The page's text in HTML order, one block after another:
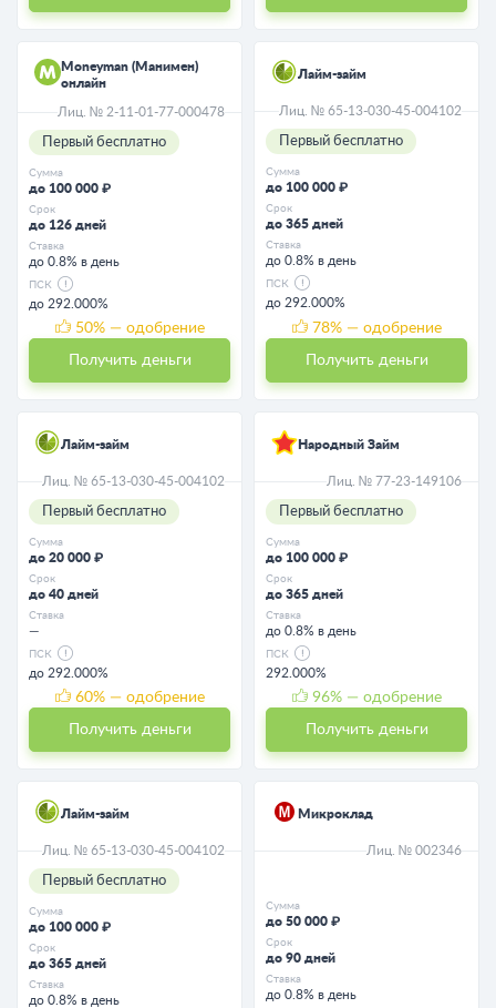
Moneyman (Манимен)
онлайн
Лиц. № 2-11-01-77-000478
Первый бесплатно
Сумма
до 100 000 ₽
Срок
до 126 дней
Ставка
до 0.8% в день
ПСК
до 292.000%
50% — одобрение
Получить деньги
Лайм-займ
Лиц. № 65-13-030-45-004102
Первый бесплатно
Сумма
до 100 000 ₽
Срок
до 365 дней
Ставка
до 0.8% в день
ПСК
до 292.000%
78% — одобрение
Получить деньги
Лайм-займ
Лиц. № 65-13-030-45-004102
Первый бесплатно
Сумма
до 20 000 ₽
Срок
до 40 дней
Ставка
—
ПСК
до 292.000%
60% — одобрение
Получить деньги
Народный Займ
Лиц. № 77-23-149106
Первый бесплатно
Сумма
до 100 000 ₽
Срок
до 365 дней
Ставка
до 0.8% в день
ПСК
292.000%
96% — одобрение
Получить деньги
Лайм-займ
Лиц. № 65-13-030-45-004102
Первый бесплатно
Сумма
до 100 000 ₽
Срок
до 365 дней
Ставка
до 0.8% в день
Микроклад
Лиц. № 002346
Сумма
до 50 000 ₽
Срок
до 90 дней
Ставка
до 0.8% в день